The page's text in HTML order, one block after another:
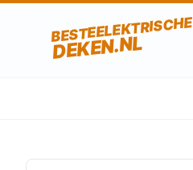
BESTEELEKTRISCHE
DEKEN.NL